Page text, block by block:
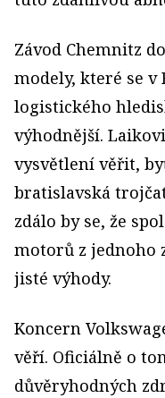
Závod Chemnitz
modely, které se v
logistického
výhodnější.
vysvětlení věřit,
bratislavská
zdálo by se, že
motorů z jednoho
jisté výhody.
Koncern
věří. Oficiálně o
důvěryhodných